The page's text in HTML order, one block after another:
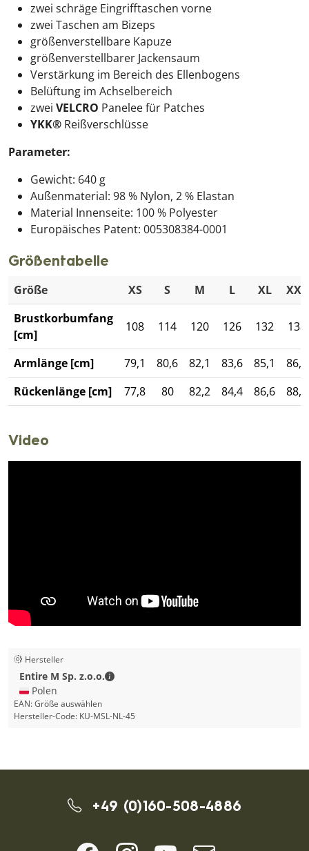
zwei schräge Eingrifftaschen vorne
zwei Taschen am Bizeps
größenverstellbare Kapuze
größenverstellbarer Jackensaum
Verstärkung im Bereich des Ellenbogens
Belüftung im Achselbereich
zwei VELCRO Panelee für Patches
YKK® Reißverschlüsse
Parameter:
Gewicht: 640 g
Außenmaterial: 98 % Nylon, 2 % Elastan
Material Innenseite: 100 % Polyester
Europäisches Patent: 005308384-0001
Größentabelle
Größe XS S M L XL
XXL
Brustkorbumfang
[cm]
108 114 120 126 132 138
Armlänge [cm] 79,1 80,6 82,1 83,6 85,1
86,6
Rückenlänge [cm]
77,8 80 82,2 84,4 86,6 88,8
Video
Hersteller
Entire M Sp. z.o.o.
Entire M Sp. z.o.o. - Kontaktdaten
🇵🇱 Polen
EAN:Größe auswählen
Hersteller-Code: KU-MSL-NL-45
+49 (0)160-508-4886